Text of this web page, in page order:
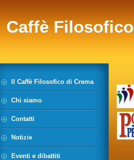
Caffè Filosofico
Il Caffè Filosofico di Crema
Chi siamo
Contatti
Notizie
Eventi e dibattiti